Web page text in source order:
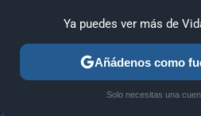
MENÚ
GUÍAS Y TRUCOS
Ya puedes ver más de
Añádenos como
Solo necesitas una